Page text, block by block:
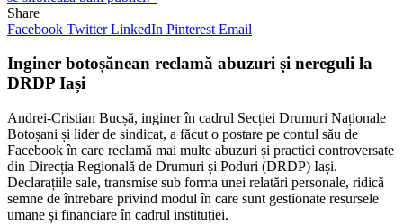
Share
Facebook Twitter LinkedIn Pinterest Email
Inginer botoșănean reclamă abuzuri și nereguli la
DRDP Iași
Andrei-Cristian Bucșă, inginer în cadrul Secției Drumuri Naționale
Botoșani și lider de sindicat, a făcut o postare pe contul său de
Facebook în care reclamă mai multe abuzuri și practici controversate
din Direcția Regională de Drumuri și Poduri (DRDP) Iași.
Declarațiile sale, transmise sub forma unei relatări personale, ridică
semne de întrebare privind modul în care sunt gestionate resursele
umane și financiare în cadrul instituției.